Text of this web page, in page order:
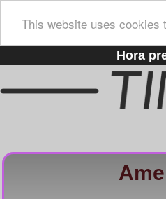
This website uses cookies
Hora